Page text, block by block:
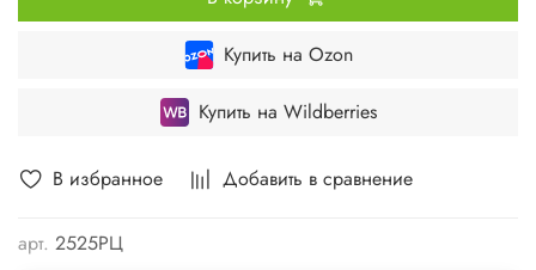
В избранное Добавить в сравнение
арт. 2525РЦ
Купить на Ozon
Купить на Wildberries